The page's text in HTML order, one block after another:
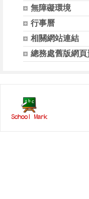
無障礙環境
行事曆
相關網站連結
總務處舊版網頁